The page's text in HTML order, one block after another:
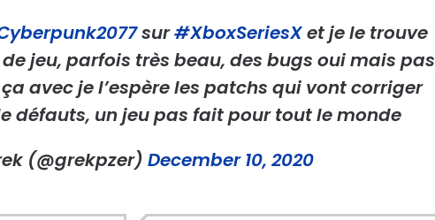
sur#XboxSeriesXet je le trouve
jeu, parfois très beau, des bugs oui mais pas
avec je l’espère les patchs qui vont corriger
défauts, un jeu pas fait pour tout le monde
(@grekpzer) December 10, 2020